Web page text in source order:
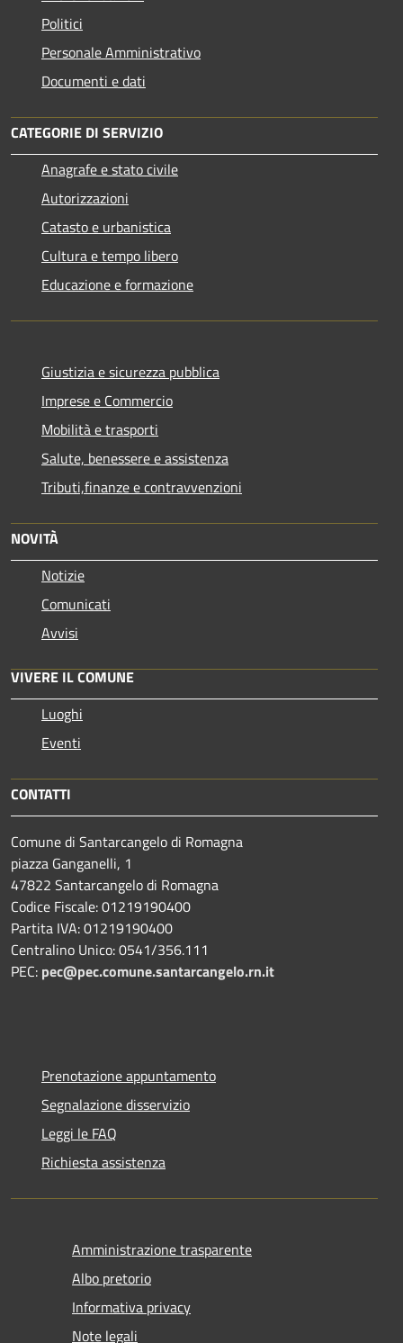
Politici
Personale Amministrativo
Documenti e dati
CATEGORIE DI SERVIZIO
Anagrafe e stato civile
Autorizzazioni
Catasto e urbanistica
Cultura e tempo libero
Educazione e formazione
Giustizia e sicurezza pubblica
Imprese e Commercio
Mobilità e trasporti
Salute, benessere e assistenza
Tributi,finanze e contravvenzioni
NOVITÀ
Notizie
Comunicati
Avvisi
VIVERE IL COMUNE
Luoghi
Eventi
CONTATTI
Comune di Santarcangelo di Romagna
piazza Ganganelli, 1
47822 Santarcangelo di Romagna
Codice Fiscale: 01219190400
Partita IVA: 01219190400
Centralino Unico: 0541/356.111
PEC: pec@pec.comune.santarcangelo.rn.it
Prenotazione appuntamento
Segnalazione disservizio
Leggi le FAQ
Richiesta assistenza
Amministrazione trasparente
Albo pretorio
Informativa privacy
Note legali